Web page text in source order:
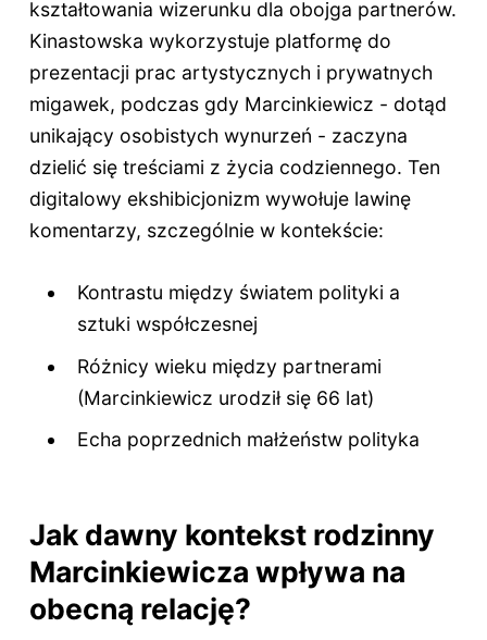
kształtowania wizerunku dla obojga partnerów.
Kinastowska wykorzystuje platformę do
prezentacji prac artystycznych i prywatnych
migawek, podczas gdy Marcinkiewicz - dotąd
unikający osobistych wynurzeń - zaczyna
dzielić się treściami z życia codziennego. Ten
digitalowy ekshibicjonizm wywołuje lawinę
komentarzy, szczególnie w kontekście:
Kontrastu między światem polityki a
sztuki współczesnej
Różnicy wieku między partnerami
(Marcinkiewicz urodził się 66 lat)
Echa poprzednich małżeństw polityka
Jak dawny kontekst rodzinny
Marcinkiewicza wpływa na
obecną relację?